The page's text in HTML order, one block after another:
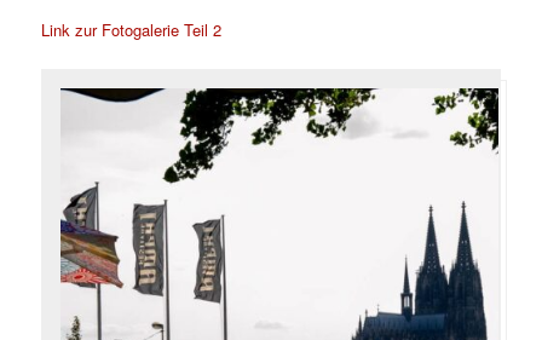
Link zur Fotogalerie Teil 2